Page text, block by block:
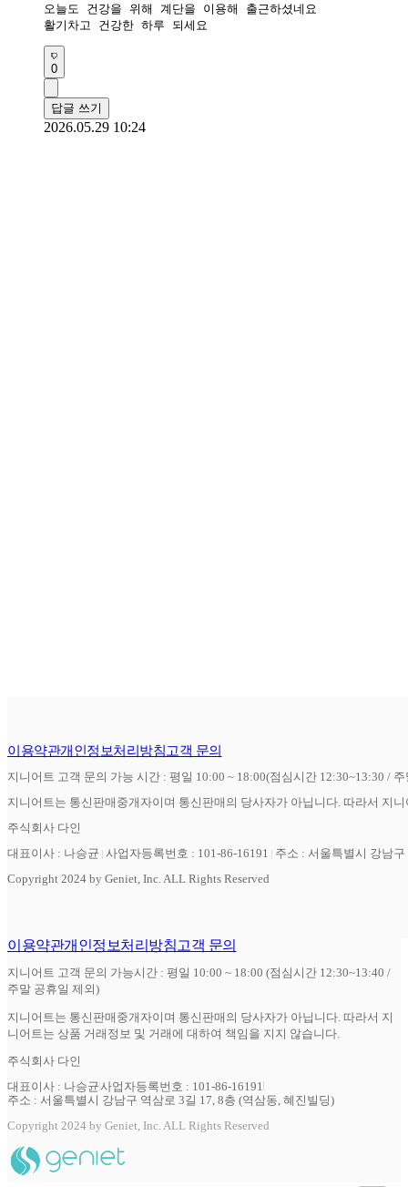
오늘도 건강을 위해 계단을 이용해 출근하셨네요
활기차고 건강한 하루 되세요
0
답글 쓰기
2026.05.29 10:24
이용약관개인정보처리방침고객 문의
지니어트 고객 문의 가능 시간 : 평일 10:00 ~ 18:00(점심시간 12:30~13:30 /
지니어트는 통신판매중개자이며 통신판매의 당사자가 아닙니다. 따라서 지
주식회사 다인
대표이사 : 나승균 사업자등록번호 : 101-86-16191
주소 : 서울특별시 강남
Copyright 2024 by Geniet, Inc. ALL Rights Reserved
이용약관개인정보처리방침고객 문의
지니어트 고객 문의 가능시간 : 평일 10:00 ~ 18:00 (점심시간 12:30~13:40 /
주말 공휴일 제외)
지니어트는 통신판매중개자이며 통신판매의 당사자가 아닙니다. 따라서 지
니어트는 상품 거래정보 및 거래에 대하여 책임을 지지 않습니다.
주식회사 다인
대표이사 : 나승균사업자등록번호 : 101-86-16191
주소 : 서울특별시 강남구 역삼로 3길 17, 8층 (역삼동, 혜진빌딩)
Copyright 2024 by Geniet, Inc. ALL Rights Reserved